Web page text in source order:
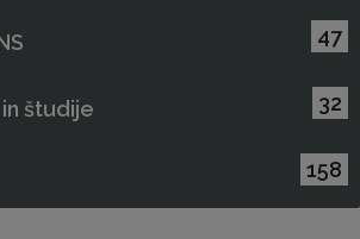
47
študije 32
158